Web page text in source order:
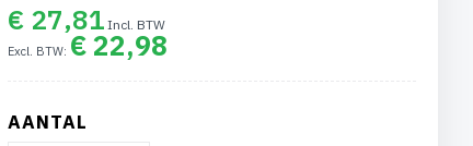
€ 27,81
€ 22,98
AANTAL